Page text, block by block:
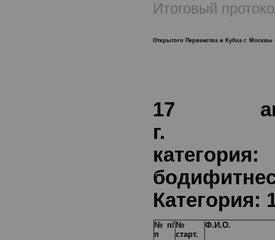
Итоговый
Открытого Первенства и Кубка г. Москвы
17
г.
категория:
Категория:
№ п/
п
№
старт.
Ф.И.О.